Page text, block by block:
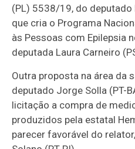
(PL) 5538/19, do deputado
que cria o Programa
às Pessoas com Epilepsia
deputada Laura Carneiro
Outra proposta na área da
deputado Jorge Solla (PT-
licitação a compra de
produzidos pela estatal
parecer favorável do